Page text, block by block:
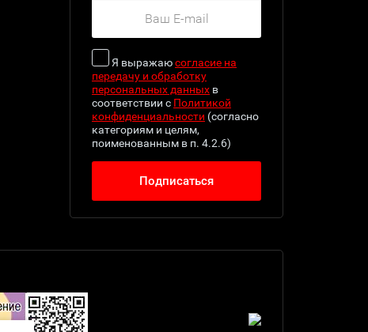
Я выражаюсогласие на
передачу и обработку
персональных данных в
соответствии с Политикой
конфиденциальности (согласно
категориям и целям,
поименованным в п. 4.2.6)
Подписаться